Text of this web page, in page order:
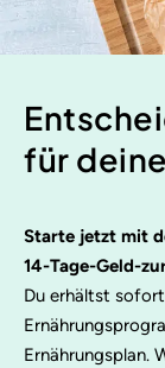
für
Starte jetzt mit
14-Tage-Geld-
Du erhältst
Ernährungsplan.